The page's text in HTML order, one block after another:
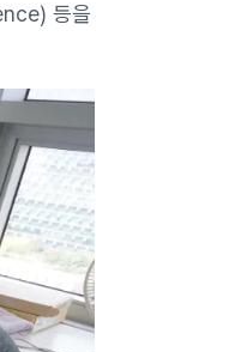
등을